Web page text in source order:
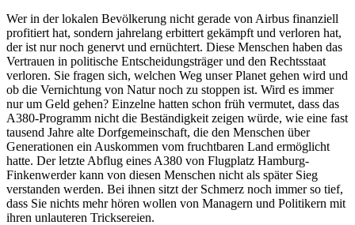
Wer in der lokalen Bevölkerung nicht gerade von Airbus finanziell
profitiert hat, sondern jahrelang erbittert gekämpft und verloren hat,
der ist nur noch genervt und ernüchtert. Diese Menschen haben das
Vertrauen in politische Entscheidungsträger und den Rechtsstaat
verloren. Sie fragen sich, welchen Weg unser Planet gehen wird und
ob die Vernichtung von Natur noch zu stoppen ist. Wird es immer
nur um Geld gehen? Einzelne hatten schon früh vermutet, dass das
A380-Programm nicht die Beständigkeit zeigen würde, wie eine fast
tausend Jahre alte Dorfgemeinschaft, die den Menschen über
Generationen ein Auskommen vom fruchtbaren Land ermöglicht
hatte. Der letzte Abflug eines A380 von Flugplatz Hamburg-
Finkenwerder kann von diesen Menschen nicht als später Sieg
verstanden werden. Bei ihnen sitzt der Schmerz noch immer so tief,
dass Sie nichts mehr hören wollen von Managern und Politikern mit
ihren unlauteren Tricksereien.